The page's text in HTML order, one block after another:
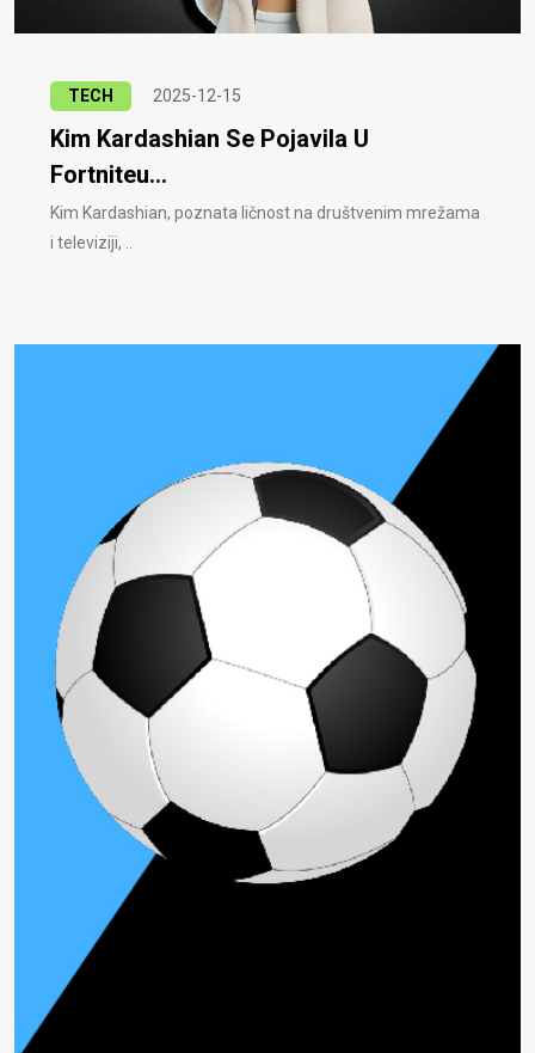
TECH 2025-12-15
Kim Kardashian Se Pojavila U
Fortniteu...
Kim Kardashian, poznata ličnost na društvenim mrežama
i televiziji, ..